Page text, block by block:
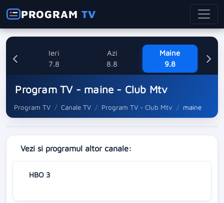
PROGRAMTV
Ieri
7.8
Azi
8.8
Maine
9.8
Program TV - maine - Club Mtv
Program TV Canale TV Program TV - Club Mtv maine
Vezi si programul altor canale:
HBO 3